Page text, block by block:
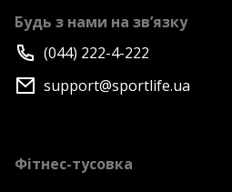
Будь з нами на зв’язку
(044) 222-4-222
support@sportlife.ua
Фітнес-тусовка